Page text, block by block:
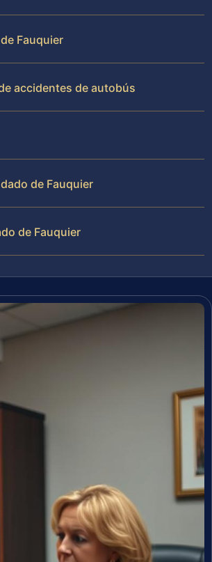
Fauquier
accidentes de autobús
de Fauquier
de Fauquier